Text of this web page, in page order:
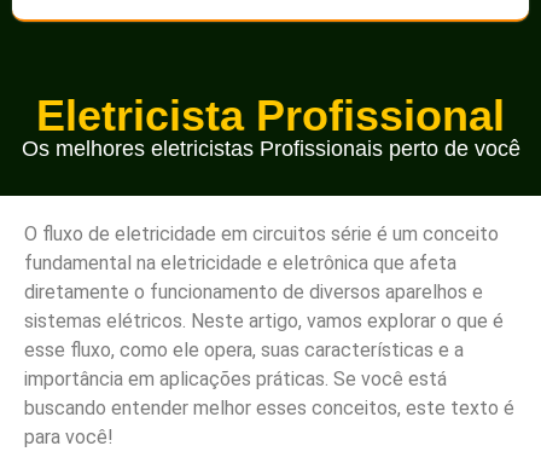
Eletricista Profissional
Os melhores eletricistas Profissionais perto de você
O fluxo de eletricidade em circuitos série é um conceito
fundamental na eletricidade e eletrônica que afeta
diretamente o funcionamento de diversos aparelhos e
sistemas elétricos. Neste artigo, vamos explorar o que é
esse fluxo, como ele opera, suas características e a
importância em aplicações práticas. Se você está
buscando entender melhor esses conceitos, este texto é
para você!